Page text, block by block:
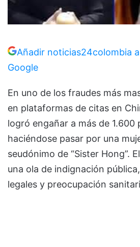
Añadir noticias24colombia
Google
En uno de los fraudes más
en plataformas de citas en
logró engañar a más de 1.600
haciéndose pasar por una
seudónimo de “Sister Hong”.
una ola de indignación
legales y preocupación